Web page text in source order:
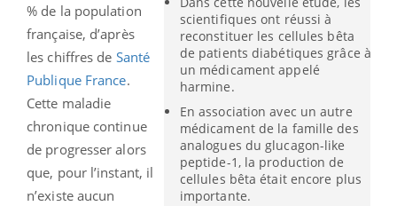
scientifiques ont réussi à
reconstituer les cellules bêta
de patients diabétiques grâce à
un médicament appelé
harmine.
En association avec un autre
médicament de la famille des
analogues du glucagon-like
peptide-1, la production de
cellules bêta était encore plus
importante.
% de la population
française, d’après
les chiffres de Santé
Publique France.
Cette maladie
chronique continue
de progresser alors
que, pour l’instant, il
n’existe aucun